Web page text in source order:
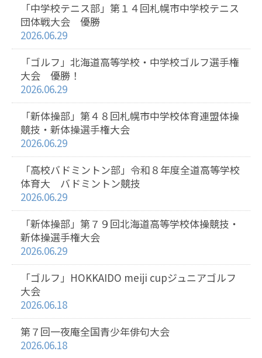
「中学校テニス部」第１４回札幌市中学校テニス
団体戦大会 優勝
2026.06.29
「ゴルフ」北海道高等学校・中学校ゴルフ選手権
大会 優勝！
2026.06.29
「新体操部」第４８回札幌市中学校体育連盟体操
競技・新体操選手権大会
2026.06.29
「高校バドミントン部」令和８年度全道高等学校
体育大 バドミントン競技
2026.06.29
「新体操部」第７９回北海道高等学校体操競技・
新体操選手権大会
2026.06.29
「ゴルフ」HOKKAIDO meiji cupジュニアゴルフ
大会
2026.06.18
第７回一夜庵全国青少年俳句大会
2026.06.18